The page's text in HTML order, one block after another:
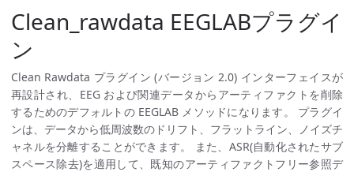
Clean_rawdata EEGLABプラグイ
ン
Clean Rawdata プラグイン (バージョン 2.0) インターフェイスが
再設計され、EEG および関連データからアーティファクトを削除
するためのデフォルトの EEGLAB メソッドになります。 プラグイ
ンは、データから低周波数のドリフト、フラットライン、ノイズチ
ャネルを分離することができます。 また、ASR(自動化されたサブ
スペース除去)を適用して、既知のアーティファクトフリー参照デ